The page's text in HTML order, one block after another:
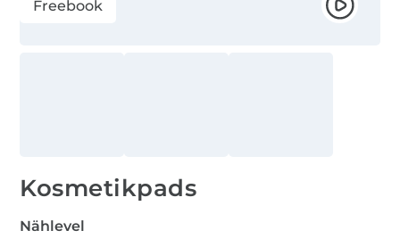
Freebook
Kosmetikpads
Nählevel